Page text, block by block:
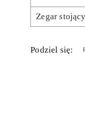
Zegar stojący
Podziel się: